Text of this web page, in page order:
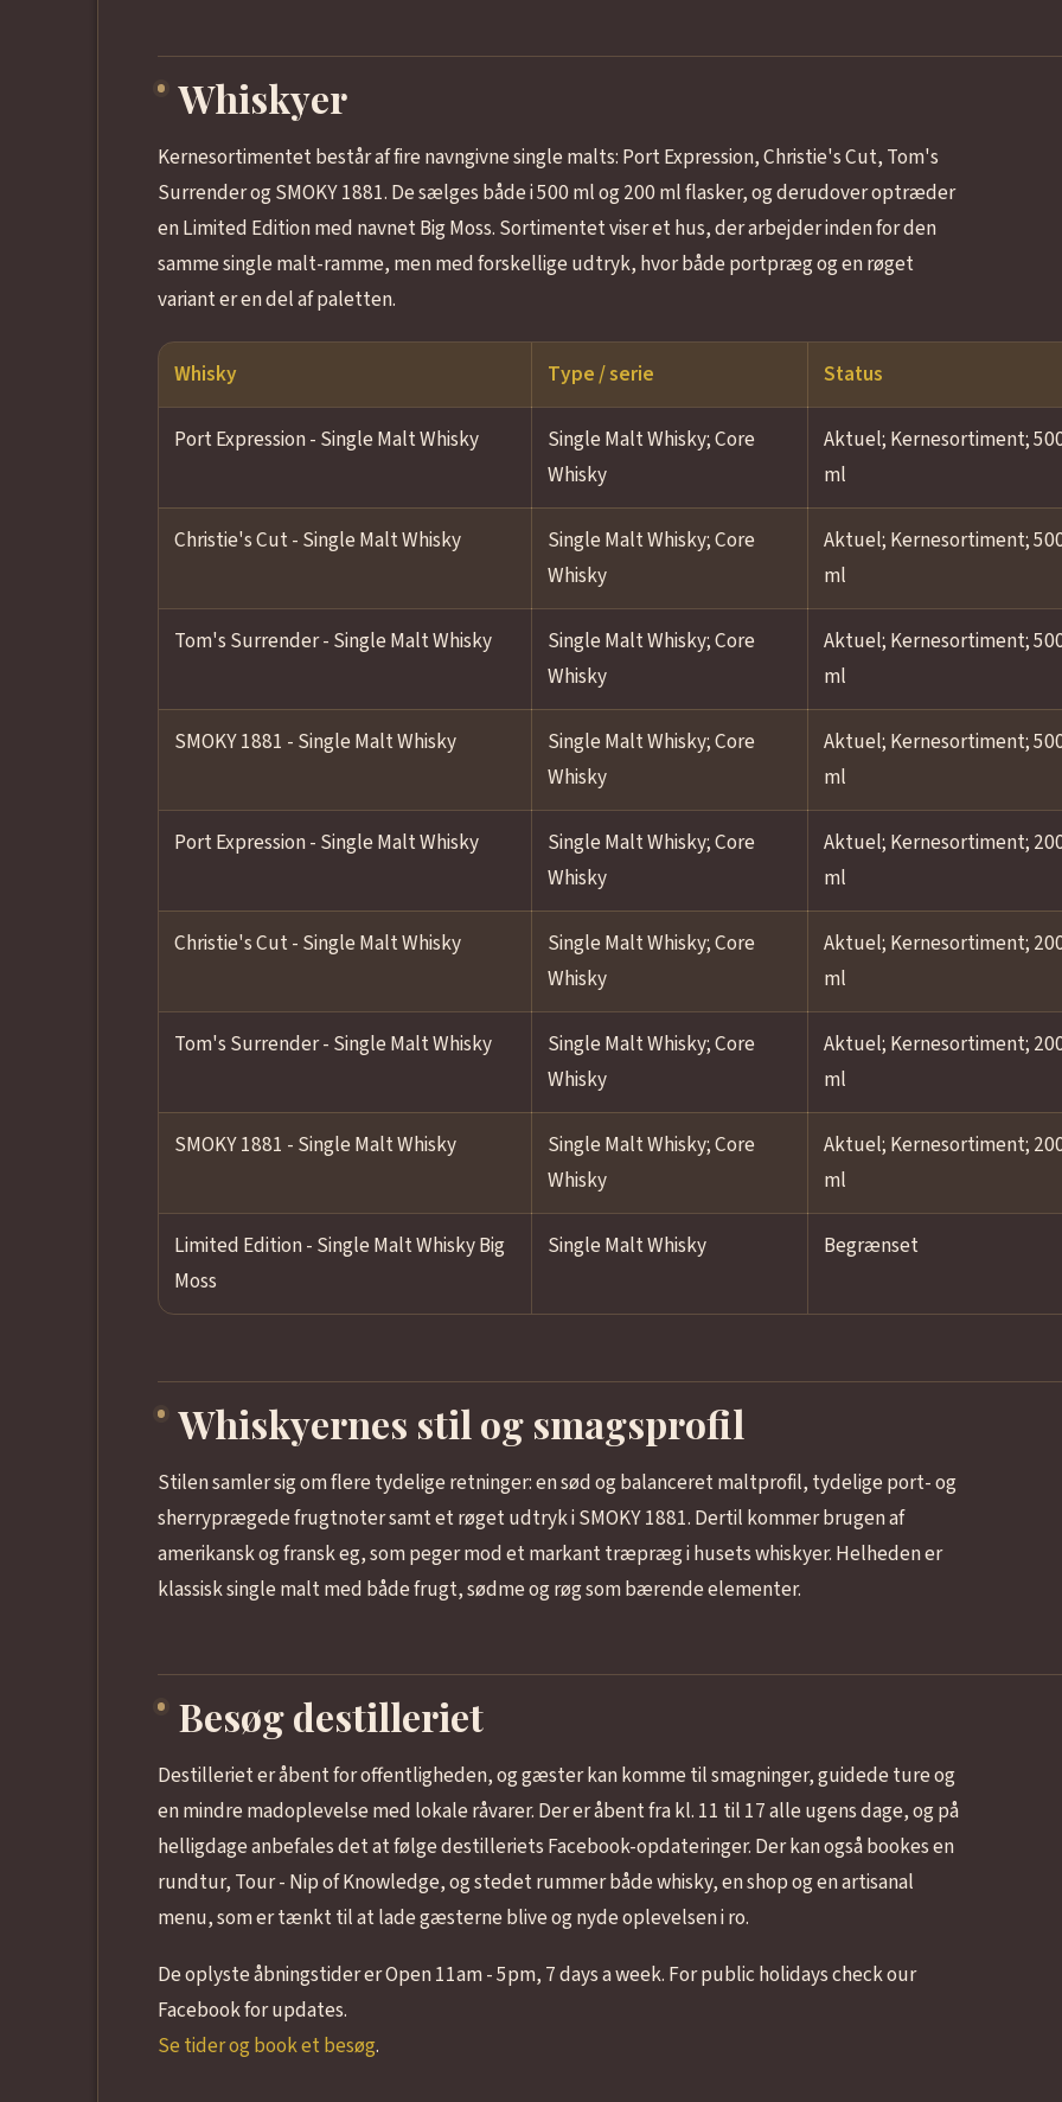
Whiskyer
Kernesortimentet består af fire navngivne single malts: Port Expression, Christie's Cut, Tom's
Surrender og SMOKY 1881. De sælges både i 500 ml og 200 ml flasker, og derudover optræder
en Limited Edition med navnet Big Moss. Sortimentet viser et hus, der arbejder inden for den
samme single malt-ramme, men med forskellige udtryk, hvor både portpræg og en røget
variant er en del af paletten.
Whisky Type / serie Status
Port Expression - Single Malt Whisky
Single Malt Whisky; Core
Whisky
Aktuel; Kernesortiment;
ml
Christie's Cut - Single Malt Whisky
Single Malt Whisky; Core
Whisky
Aktuel; Kernesortiment;
ml
Tom's Surrender - Single Malt Whisky
Single Malt Whisky; Core
Whisky
Aktuel; Kernesortiment;
ml
SMOKY 1881 - Single Malt Whisky
Single Malt Whisky; Core
Whisky
Aktuel; Kernesortiment;
ml
Port Expression - Single Malt Whisky
Single Malt Whisky; Core
Whisky
Aktuel; Kernesortiment;
ml
Christie's Cut - Single Malt Whisky
Single Malt Whisky; Core
Whisky
Aktuel; Kernesortiment;
ml
Tom's Surrender - Single Malt Whisky
Single Malt Whisky; Core
Whisky
Aktuel; Kernesortiment;
ml
SMOKY 1881 - Single Malt Whisky
Single Malt Whisky; Core
Whisky
Aktuel; Kernesortiment;
ml
Limited Edition - Single Malt Whisky Big
Moss
Single Malt Whisky Begrænset
Whiskyernes stil og smagsprofil
Stilen samler sig om flere tydelige retninger: en sød og balanceret maltprofil, tydelige port- og
sherryprægede frugtnoter samt et røget udtryk i SMOKY 1881. Dertil kommer brugen af
amerikansk og fransk eg, som peger mod et markant træpræg i husets whiskyer. Helheden er
klassisk single malt med både frugt, sødme og røg som bærende elementer.
Besøg destilleriet
Destilleriet er åbent for offentligheden, og gæster kan komme til smagninger, guidede ture og
en mindre madoplevelse med lokale råvarer. Der er åbent fra kl. 11 til 17 alle ugens dage, og på
helligdage anbefales det at følge destilleriets Facebook-opdateringer. Der kan også bookes en
rundtur, Tour - Nip of Knowledge, og stedet rummer både whisky, en shop og en artisanal
menu, som er tænkt til at lade gæsterne blive og nyde oplevelsen i ro.
De oplyste åbningstider er Open 11am - 5pm, 7 days a week. For public holidays check our
Facebook for updates.
Se tider og book et besøg.